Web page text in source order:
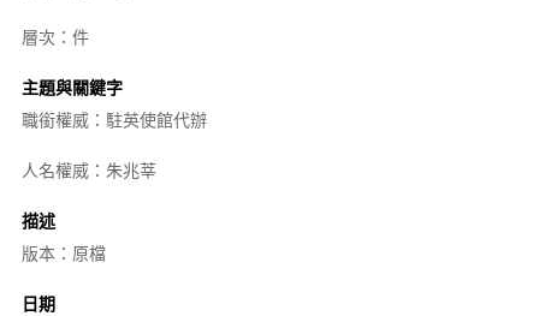
層次：件
主題與關鍵字
職銜權威：駐英使館代辦
人名權威：朱兆莘
描述
版本：原檔
日期